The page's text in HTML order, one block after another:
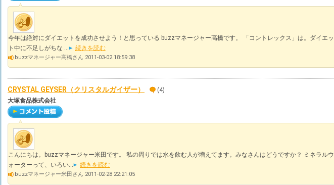
今年は絶対にダイエットを成功させよう！と思っている buzzマネージャー高橋です。 「コントレックス」は。ダイエッ
ト中に不足しがちな ...
続きを読む
buzzマネージャー高橋さん 2011-03-02 18:59:38
CRYSTAL GEYSER（クリスタルガイザー）
(4)
大塚食品株式会社
こんにちは。buzzマネージャー米田です。 私の周りでは水を飲む人が増えてます。みなさんはどうですか？ ミネラルウ
ォーターって、いろい...
続きを読む
buzzマネージャー米田さん 2011-02-28 22:21:05